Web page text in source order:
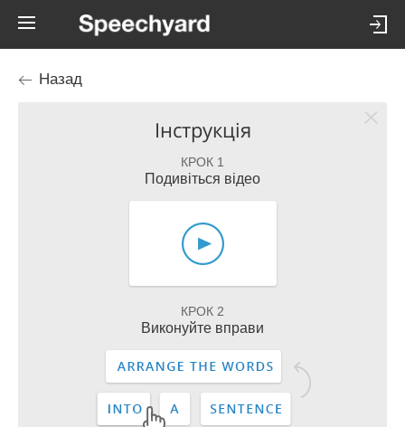
Назад
Інструкція
КРОК 1
Подивіться відео
КРОК 2
Виконуйте вправи